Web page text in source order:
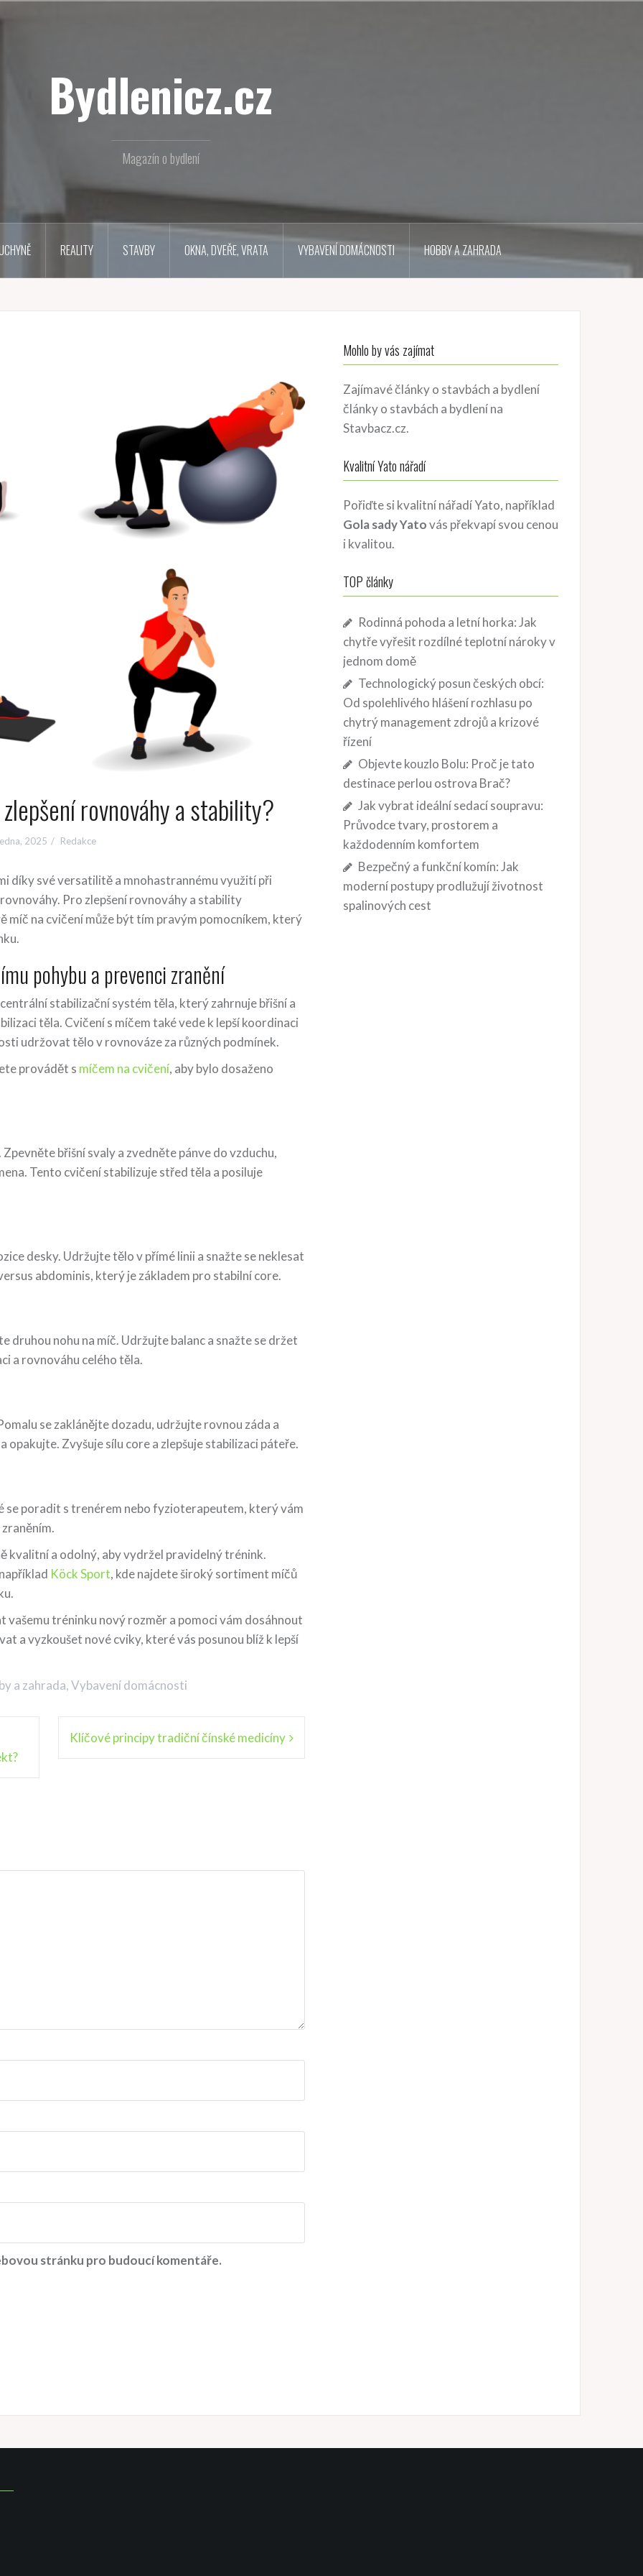
Bydlenicz.cz
Magazín o bydlení
REALITY STAVBY OKNA, DVEŘE, VRATA VYBAVENÍ DOMÁCNOSTI HOBBY A ZAHRADA
rovnováhy a stability?
2025 Redakce
díky své versatilitě a mnohastrannému využití při
Pro zlepšení rovnováhy a stability
míč na cvičení může být tím pravým pomocníkem, který
pohybu a prevenci zranění
stabilizační systém těla, který zahrnuje břišní a
těla. Cvičení s míčem také vede k lepší koordinaci
udržovat tělo v rovnováze za různých podmínek.
provádět s míčem na cvičení, aby bylo dosaženo
břišní svaly a zvedněte pánve do vzduchu,
Tento cvičení stabilizuje střed těla a posiluje
desky. Udržujte tělo v přímé linii a snažte se neklesat
abdominis, který je základem pro stabilní core.
druhou nohu na míč. Udržujte balanc a snažte se držet
a rovnováhu celého těla.
se zaklánějte dozadu, udržujte rovnou záda a
opakujte. Zvyšuje sílu core a zlepšuje stabilizaci páteře.
se poradit s trenérem nebo fyzioterapeutem, který vám
kvalitní a odolný, aby vydržel pravidelný trénink.
Köck Sport, kde najdete široký sortiment míčů
vašemu tréninku nový rozměr a pomoci vám dosáhnout
a vyzkoušet nové cviky, které vás posunou blíž k lepší
a zahrada,Vybavení domácnosti
Klíčové principy tradiční čínské medicíny
stránku pro budoucí komentáře.
Mohlo by vás zajímat
Zajímavé články o stavbách a bydlení
články o stavbách a bydlenína
Stavbacz.cz.
Kvalitní Yato nářadí
Pořiďte si kvalitní nářadí Yato, například
Gola sady Yatovás překvapí svou cenou
i kvalitou.
TOP články
Rodinná pohoda a letní horka: Jak
chytře vyřešit rozdílné teplotní nároky v
jednom domě
Technologický posun českých obcí:
Od spolehlivého hlášení rozhlasu po
chytrý management zdrojů a krizové
řízení
Objevte kouzlo Bolu: Proč je tato
destinace perlou ostrova Brač?
Jak vybrat ideální sedací soupravu:
Průvodce tvary, prostorem a
každodenním komfortem
Bezpečný a funkční komín: Jak
moderní postupy prodlužují životnost
spalinových cest